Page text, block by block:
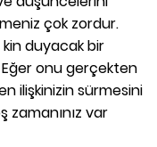
çok zordur.
duyacak bir
onu gerçekten
ilişkinizin sürmesini
zamanınız var